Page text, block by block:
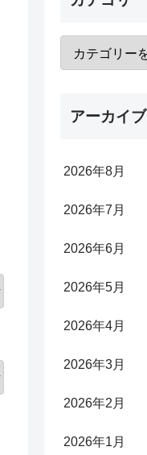
アーカイブ
2026年8月
2026年7月
2026年6月
2026年5月
2026年4月
2026年3月
2026年2月
2026年1月